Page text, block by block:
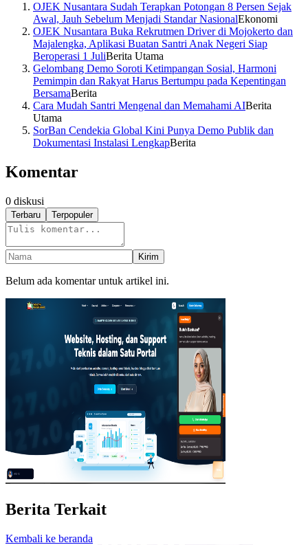
OJEK Nusantara Sudah Terapkan Potongan 8 Persen Sejak
Awal, Jauh Sebelum Menjadi Standar NasionalEkonomi
OJEK Nusantara Buka Rekrutmen Driver di Mojokerto dan
Majalengka, Aplikasi Buatan Santri Anak Negeri Siap
Beroperasi 1 JuliBerita Utama
Gelombang Demo Soroti Ketimpangan Sosial, Harmoni
Pemimpin dan Rakyat Harus Bertumpu pada Kepentingan
BersamaBerita
Cara Mudah Santri Mengenal dan Memahami AIBerita
Utama
SorBan Cendekia Global Kini Punya Demo Publik dan
Dokumentasi Instalasi LengkapBerita
Komentar
0 diskusi
Terbaru Terpopuler
Kirim
Belum ada komentar untuk artikel ini.
Berita Terkait
Kembali ke beranda